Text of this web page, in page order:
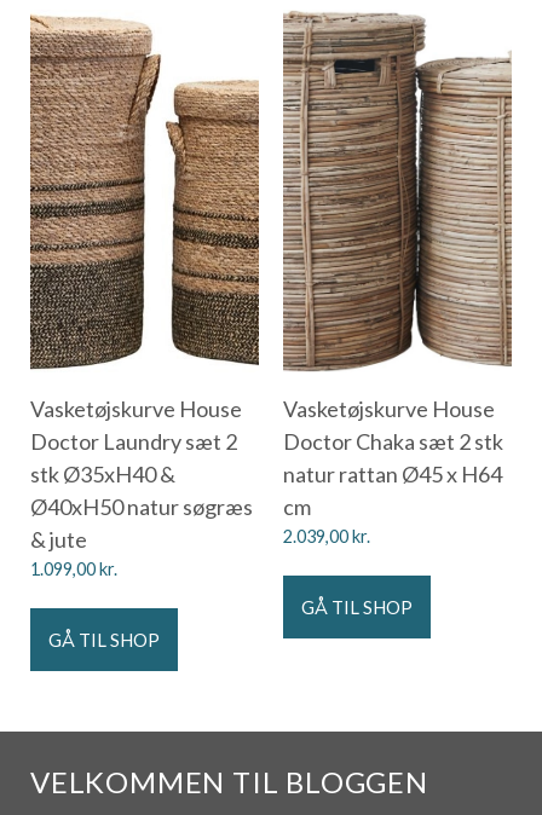
Vasketøjskurve House
Doctor Laundry sæt 2
stk Ø35xH40 &
Ø40xH50 natur søgræs
& jute
1.099,00kr.
GÅ TIL SHOP
Vasketøjskurve House
Doctor Chaka sæt 2 stk
natur rattan Ø45 x H64
cm
2.039,00kr.
GÅ TIL SHOP
VELKOMMEN TIL BLOGGEN